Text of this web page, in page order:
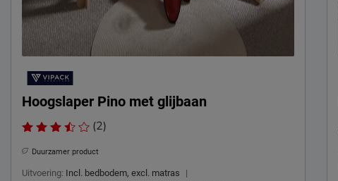
Hoogslaper Pino met glijbaan
(2)
Duurzamer product
Uitvoering: Incl. bedbodem, excl. matras
|